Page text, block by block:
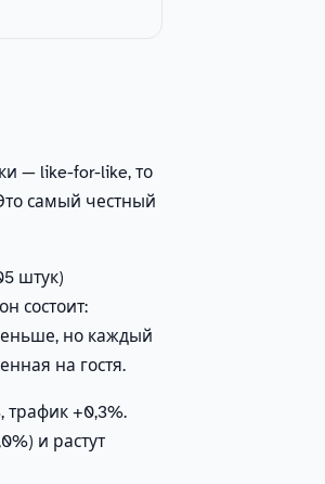
— like-for-like, то
самый честный
штук)
состоит:
но каждый
на гостя.
трафик +0,3%.
и растут